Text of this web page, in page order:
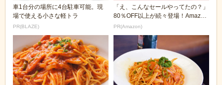
車1台分の場所に4台駐車可能。現
場で使える小さな軽トラ
PR(BLAZE)
「え、こんなセールやってたの？」
80％OFF以上が続々登場！Amazon
の本気が...
PR(Amazon)